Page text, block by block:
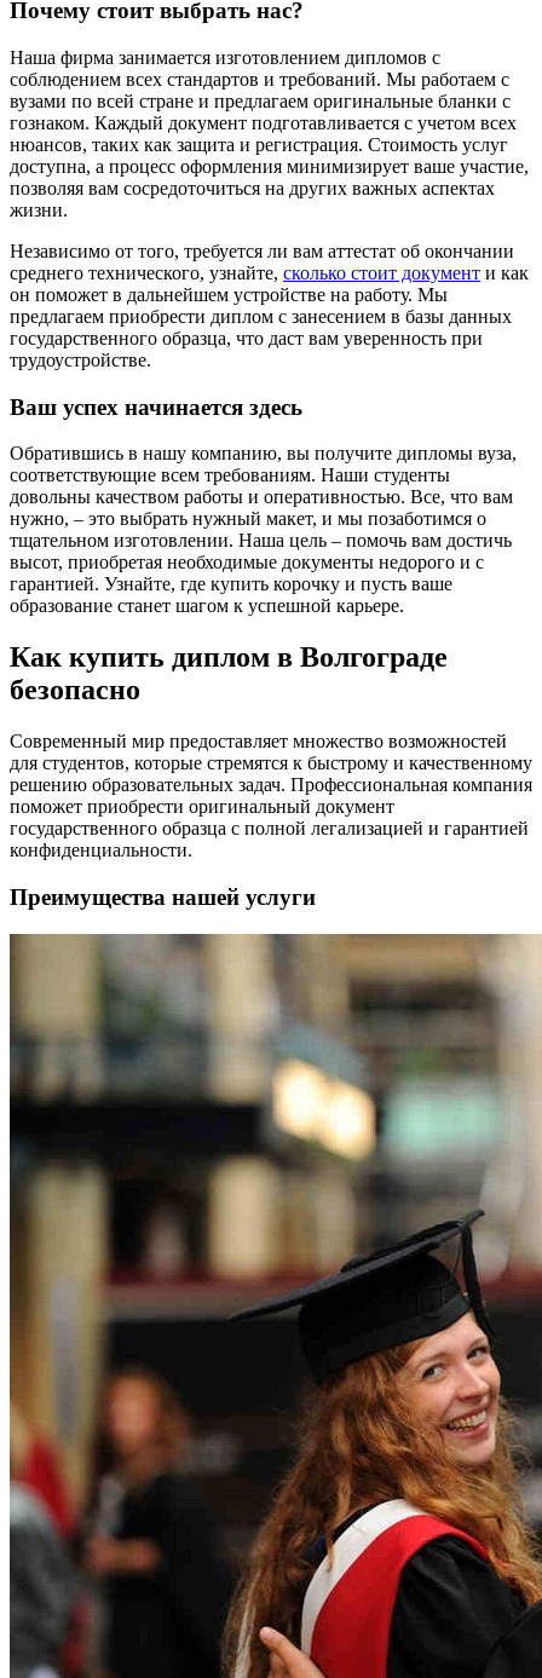
Почему стоит выбрать нас?
Наша фирма занимается изготовлением дипломов с
соблюдением всех стандартов и требований. Мы работаем с
вузами по всей стране и предлагаем оригинальные бланки с
гознаком. Каждый документ подготавливается с учетом всех
нюансов, таких как защита и регистрация. Стоимость услуг
доступна, а процесс оформления минимизирует ваше участие,
позволяя вам сосредоточиться на других важных аспектах
жизни.
Независимо от того, требуется ли вам аттестат об окончании
среднего технического, узнайте, сколько стоит документ и как
он поможет в дальнейшем устройстве на работу. Мы
предлагаем приобрести диплом с занесением в базы данных
государственного образца, что даст вам уверенность при
трудоустройстве.
Ваш успех начинается здесь
Обратившись в нашу компанию, вы получите дипломы вуза,
соответствующие всем требованиям. Наши студенты
довольны качеством работы и оперативностью. Все, что вам
нужно, – это выбрать нужный макет, и мы позаботимся о
тщательном изготовлении. Наша цель – помочь вам достичь
высот, приобретая необходимые документы недорого и с
гарантией. Узнайте, где купить корочку и пусть ваше
образование станет шагом к успешной карьере.
Как купить диплом в Волгограде
безопасно
Современный мир предоставляет множество возможностей
для студентов, которые стремятся к быстрому и качественному
решению образовательных задач. Профессиональная компания
поможет приобрести оригинальный документ
государственного образца с полной легализацией и гарантией
конфиденциальности.
Преимущества нашей услуги